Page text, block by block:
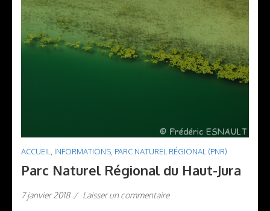
ACCUEIL, INFORMATIONS, PARC NATUREL RÉGIONAL (PNR)
Parc Naturel Régional du Haut-Jura
7 janvier 2018 / Laisser un commentaire